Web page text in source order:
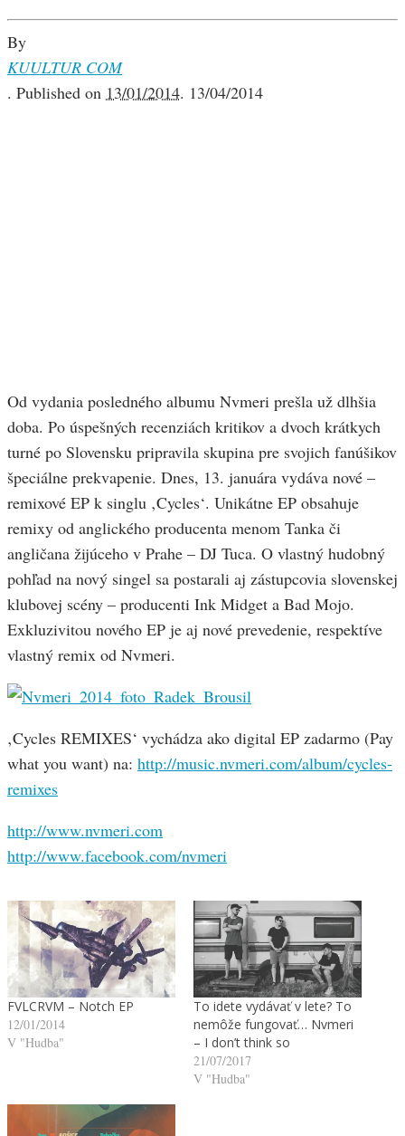
By
KUULTUR COM
. Published on 13/01/2014. 13/04/2014
Od vydania posledného albumu Nvmeri prešla už dlhšia
doba. Po úspešných recenziách kritikov a dvoch krátkych
turné po Slovensku pripravila skupina pre svojich fanúšikov
špeciálne prekvapenie. Dnes, 13. januára vydáva nové –
remixové EP k singlu ‚Cycles‘. Unikátne EP obsahuje
remixy od anglického producenta menom Tanka či
angličana žijúceho v Prahe – DJ Tuca. O vlastný hudobný
pohľad na nový singel sa postarali aj zástupcovia slovenskej
klubovej scény – producenti Ink Midget a Bad Mojo.
Exkluzivitou nového EP je aj nové prevedenie, respektíve
vlastný remix od Nvmeri.
‚Cycles REMIXES‘ vychádza ako digital EP zadarmo (Pay
what you want) na: http://music.nvmeri.com/album/cycles-
remixes
http://www.nvmeri.com
http://www.facebook.com/nvmeri
FVLCRVM – Notch EP
12/01/2014
V "Hudba"
To idete vydávať v lete? To
nemôže fungovať… Nvmeri
– I don’t think so
21/07/2017
V "Hudba"